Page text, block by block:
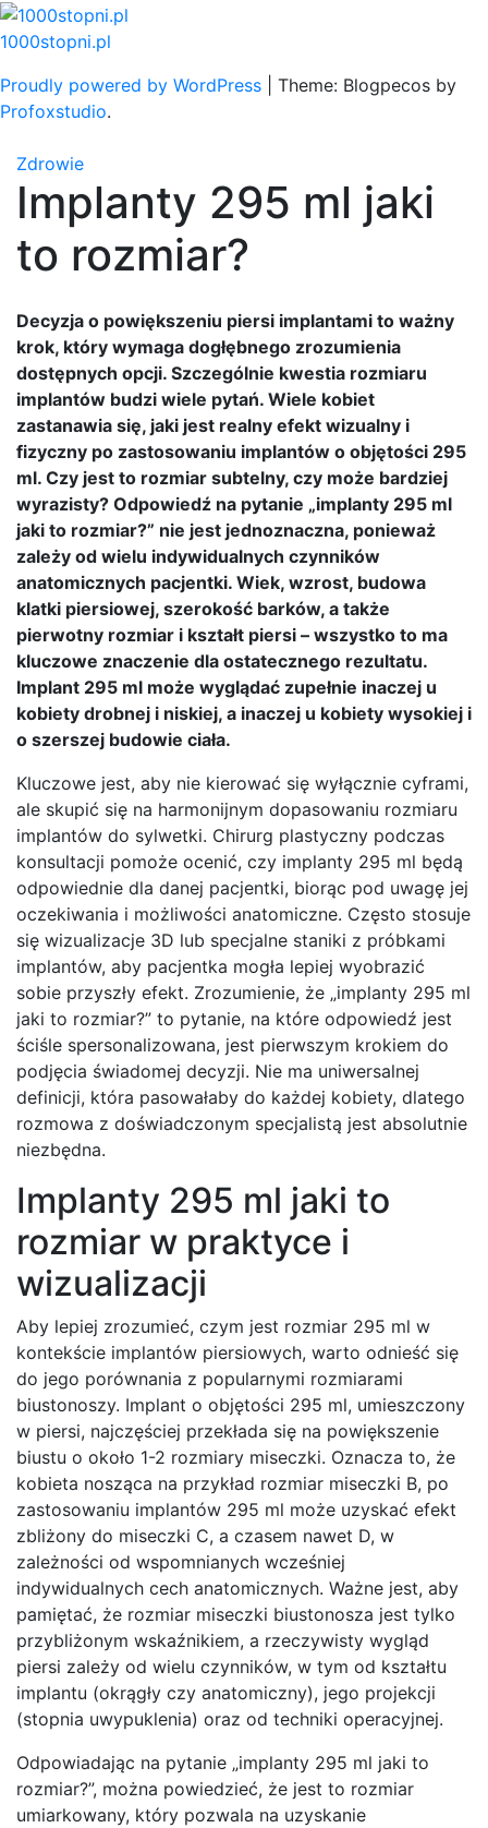
Skip
to
1000stopni.pl
Proudly powered by WordPress
Theme: Blogpecos by
Profoxstudio.
Zdrowie
Implanty 295 ml jaki
to rozmiar?
Decyzja o powiększeniu piersi implantami to ważny
krok, który wymaga dogłębnego zrozumienia
dostępnych opcji. Szczególnie kwestia rozmiaru
implantów budzi wiele pytań. Wiele kobiet
zastanawia się, jaki jest realny efekt wizualny i
fizyczny po zastosowaniu implantów o objętości 295
ml. Czy jest to rozmiar subtelny, czy może bardziej
wyrazisty? Odpowiedź na pytanie „implanty 295 ml
jaki to rozmiar?” nie jest jednoznaczna, ponieważ
zależy od wielu indywidualnych czynników
anatomicznych pacjentki. Wiek, wzrost, budowa
klatki piersiowej, szerokość barków, a także
pierwotny rozmiar i kształt piersi – wszystko to ma
kluczowe znaczenie dla ostatecznego rezultatu.
Implant 295 ml może wyglądać zupełnie inaczej u
kobiety drobnej i niskiej, a inaczej u kobiety wysokiej i
o szerszej budowie ciała.
Kluczowe jest, aby nie kierować się wyłącznie cyframi,
ale skupić się na harmonijnym dopasowaniu rozmiaru
implantów do sylwetki. Chirurg plastyczny podczas
konsultacji pomoże ocenić, czy implanty 295 ml będą
odpowiednie dla danej pacjentki, biorąc pod uwagę jej
oczekiwania i możliwości anatomiczne. Często stosuje
się wizualizacje 3D lub specjalne staniki z próbkami
implantów, aby pacjentka mogła lepiej wyobrazić
sobie przyszły efekt. Zrozumienie, że „implanty 295 ml
jaki to rozmiar?” to pytanie, na które odpowiedź jest
ściśle spersonalizowana, jest pierwszym krokiem do
podjęcia świadomej decyzji. Nie ma uniwersalnej
definicji, która pasowałaby do każdej kobiety, dlatego
rozmowa z doświadczonym specjalistą jest absolutnie
niezbędna.
Implanty 295 ml jaki to
rozmiar w praktyce i
wizualizacji
Aby lepiej zrozumieć, czym jest rozmiar 295 ml w
kontekście implantów piersiowych, warto odnieść się
do jego porównania z popularnymi rozmiarami
biustonoszy. Implant o objętości 295 ml, umieszczony
w piersi, najczęściej przekłada się na powiększenie
biustu o około 1-2 rozmiary miseczki. Oznacza to, że
kobieta nosząca na przykład rozmiar miseczki B, po
zastosowaniu implantów 295 ml może uzyskać efekt
zbliżony do miseczki C, a czasem nawet D, w
zależności od wspomnianych wcześniej
indywidualnych cech anatomicznych. Ważne jest, aby
pamiętać, że rozmiar miseczki biustonosza jest tylko
przybliżonym wskaźnikiem, a rzeczywisty wygląd
piersi zależy od wielu czynników, w tym od kształtu
implantu (okrągły czy anatomiczny), jego projekcji
(stopnia uwypuklenia) oraz od techniki operacyjnej.
Odpowiadając na pytanie „implanty 295 ml jaki to
rozmiar?”, można powiedzieć, że jest to rozmiar
umiarkowany, który pozwala na uzyskanie